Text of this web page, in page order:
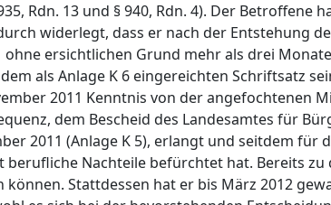
Rdn. 13 und § 940, Rdn. 4). Der Betroffene
widerlegt, dass er nach der Entstehung
ersichtlichen Grund mehr als drei
als Anlage K 6 eingereichten Schriftsatz
2011 Kenntnis von der angefochtenen
dem Bescheid des Landesamtes für
2011 (Anlage K 5), erlangt und seitdem für
Nachteile befürchtet hat. Bereits
Stattdessen hat er bis März 2012